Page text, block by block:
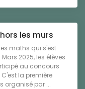
les murs
maths qui s'est
2025, les élèves
au concours
la première
organisé par ...